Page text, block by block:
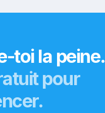
toi la peine.
pour